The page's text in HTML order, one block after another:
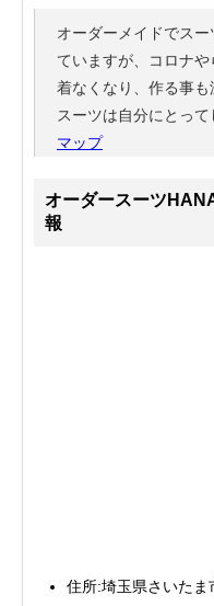
オーダーメイドでス
ていますが、コロナ
着なくなり、作る事
スーツは自分にとって
マップ
オーダースーツ
報
住所:埼玉県さいた